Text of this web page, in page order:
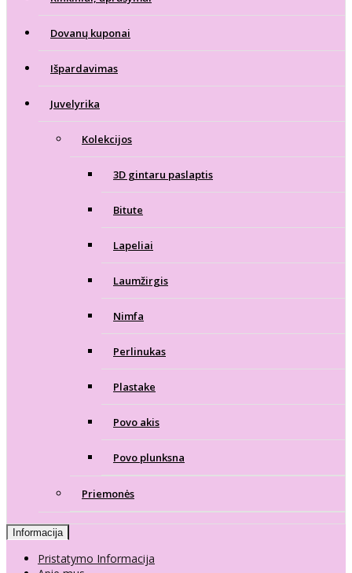
Dovanų kuponai
Išpardavimas
Juvelyrika
Kolekcijos
3D gintaru paslaptis
Bitute
Lapeliai
Laumžirgis
Nimfa
Perlinukas
Plastake
Povo akis
Povo plunksna
Priemonės
Informacija
Pristatymo Informacija